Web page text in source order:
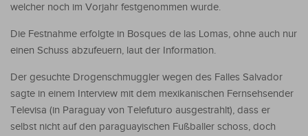
welcher noch im Vorjahr festgenommen wurde.
Die Festnahme erfolgte in Bosques de las Lomas, ohne auch nur
einen Schuss abzufeuern, laut der Information.
Der gesuchte Drogenschmuggler wegen des Falles Salvador
sagte in einem Interview mit dem mexikanischen Fernsehsender
Televisa (in Paraguay von Telefuturo ausgestrahlt), dass er
selbst nicht auf den paraguayischen Fußballer schoss, doch